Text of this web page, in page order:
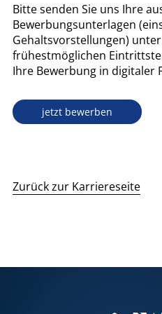
Bitte senden Sie uns Ihre
Bewerbungsunterlagen
Gehaltsvorstellungen)
frühestmöglichen
Ihre Bewerbung in digitaler
jetzt bewerben
Zurück zur Karriereseite